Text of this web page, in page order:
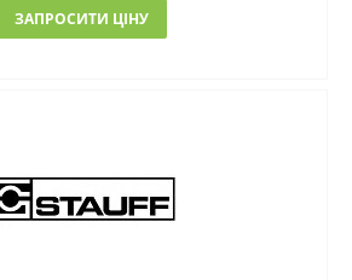
ЗАПРОСИТИ ЦІНУ